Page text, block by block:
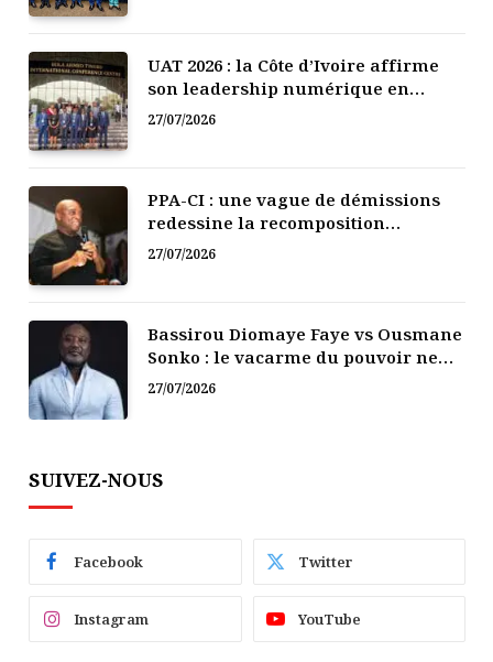
UAT 2026 : la Côte d’Ivoire affirme
son leadership numérique en
Afrique
27/07/2026
PPA-CI : une vague de démissions
redessine la recomposition
politique
27/07/2026
Bassirou Diomaye Faye vs Ousmane
Sonko : le vacarme du pouvoir ne
doit pas faire oublier les liens de la
27/07/2026
SUIVEZ-NOUS
Facebook Twitter
Instagram YouTube